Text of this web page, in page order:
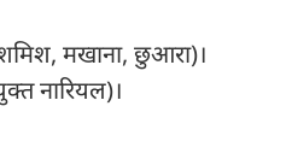
मखाना, छुआरा)।
नारियल)।